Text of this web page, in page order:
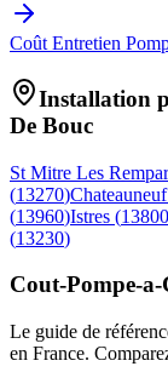
Coût Entretien
Installation
De Bouc
St Mitre Les
(13270)
(13960)Istres (13800
(13230)
Cout-Pompe-
Le guide de
en France.